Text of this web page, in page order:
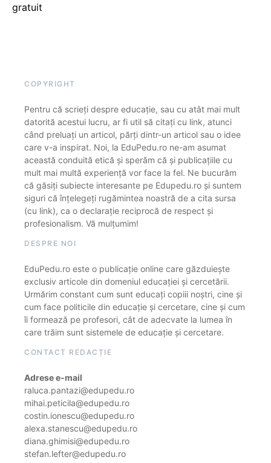
gratuit
COPYRIGHT
Pentru că scrieți despre educație, sau cu atât mai mult
datorită acestui lucru, ar fi util să citați cu link, atunci
când preluați un articol, părți dintr-un articol sau o idee
care v-a inspirat. Noi, la EduPedu.ro ne-am asumat
această conduită etică și sperăm că și publicațiile cu
mult mai multă experiență vor face la fel. Ne bucurăm
că găsiți subiecte interesante pe Edupedu.ro și suntem
siguri că înțelegeți rugămintea noastră de a cita sursa
(cu link), ca o declarație reciprocă de respect și
profesionalism. Vă mulțumim!
DESPRE NOI
EduPedu.ro este o publicație online care găzduiește
exclusiv articole din domeniul educației și cercetării.
Urmărim constant cum sunt educați copiii noștri, cine și
cum face politicile din educație și cercetare, cine și cum
îi formează pe profesori, cât de adecvate la lumea în
care trăim sunt sistemele de educație și cercetare.
CONTACT REDACȚIE
Adrese e-mail
raluca.pantazi@edupedu.ro
mihai.peticila@edupedu.ro
costin.ionescu@edupedu.ro
alexa.stanescu@edupedu.ro
diana.ghimisi@edupedu.ro
stefan.lefter@edupedu.ro